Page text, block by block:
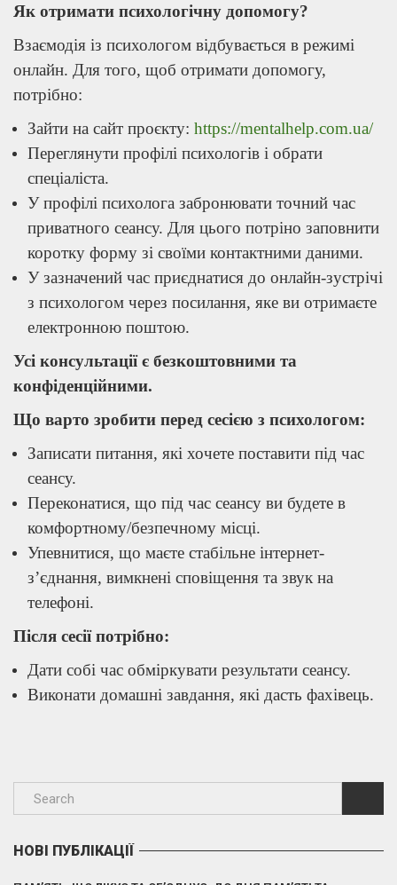
Як отримати психологічну допомогу?
Взаємодія із психологом відбувається в режимі
онлайн. Для того, щоб отримати допомогу,
потрібно:
Зайти на сайт проєкту: https://mentalhelp.com.ua/
Переглянути профілі психологів і обрати
спеціаліста.
У профілі психолога забронювати точний час
приватного сеансу. Для цього потріно заповнити
коротку форму зі своїми контактними даними.
У зазначений час приєднатися до онлайн-зустрічі
з психологом через посилання, яке ви отримаєте
електронною поштою.
Усі консультації є безкоштовними та
конфіденційними.
Що варто зробити перед сесією з психологом:
Записати питання, які хочете поставити під час
сеансу.
Переконатися, що під час сеансу ви будете в
комфортному/безпечному місці.
Упевнитися, що маєте стабільне інтернет-
з’єднання, вимкнені сповіщення та звук на
телефоні.
Після сесії потрібно:
Дати собі час обміркувати результати сеансу.
Виконати домашні завдання, які дасть фахівець.
НОВІ ПУБЛІКАЦІЇ